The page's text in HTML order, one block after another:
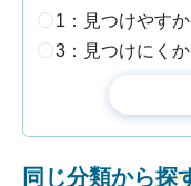
1：見つけやす
3：見つけにく
同じ分類から探